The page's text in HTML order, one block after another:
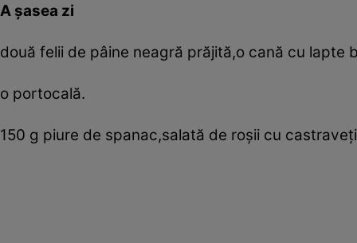
A şasea zi
două felii de pâine neagră prăjită,o cană cu lapte
o portocală.
150 g piure de spanac,salată de roşii cu